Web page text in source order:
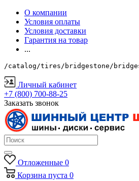
О компании
Условия оплаты
Условия доставки
Гарантия на товар
...
/catalog/tires/bridgestone/
Личный кабинет
+7 (800) 700-88-25
Заказать звонок
Отложенные 0
Корзина пуста 0